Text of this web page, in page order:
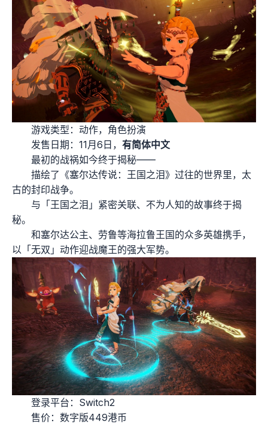
游戏类型：动作，角色扮演
发售日期：11月6日， 有简体中文
最初的战祸如今终于揭秘——
描绘了《塞尔达传说：王国之泪》过往的世界里，太
古的封印战争。
与「王国之泪」紧密关联、不为人知的故事终于揭
秘。
和塞尔达公主、劳鲁等海拉鲁王国的众多英雄携手，
以「无双」动作迎战魔王的强大军势。
登录平台：Switch2
售价：数字版449港币